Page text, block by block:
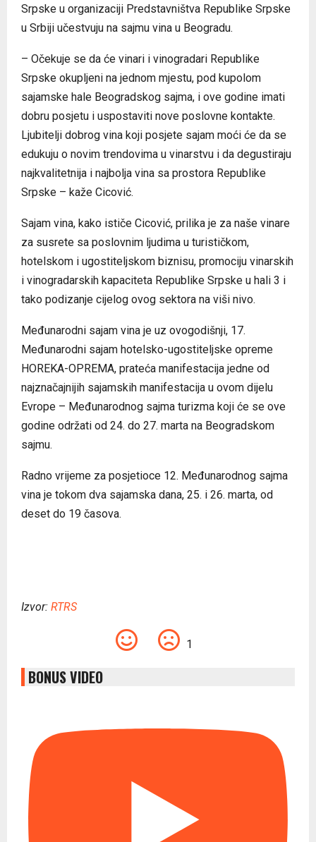
Srpske u organizaciji Predstavništva Republike Srpske
u Srbiji učestvuju na sajmu vina u Beogradu.
– Očekuje se da će vinari i vinogradari Republike
Srpske okupljeni na jednom mjestu, pod kupolom
sajamske hale Beogradskog sajma, i ove godine imati
dobru posjetu i uspostaviti nove poslovne kontakte.
Ljubitelji dobrog vina koji posjete sajam moći će da se
edukuju o novim trendovima u vinarstvu i da degustiraju
najkvalitetnija i najbolja vina sa prostora Republike
Srpske – kaže Cicović.
Sajam vina, kako ističe Cicović, prilika je za naše vinare
za susrete sa poslovnim ljudima u turističkom,
hotelskom i ugostiteljskom biznisu, promociju vinarskih
i vinogradarskih kapaciteta Republike Srpske u hali 3 i
tako podizanje cijelog ovog sektora na viši nivo.
Međunarodni sajam vina je uz ovogodišnji, 17.
Međunarodni sajam hotelsko-ugostiteljske opreme
HOREKA-OPREMA, prateća manifestacija jedne od
najznačajnijih sajamskih manifestacija u ovom dijelu
Evrope – Međunarodnog sajma turizma koji će se ove
godine održati od 24. do 27. marta na Beogradskom
sajmu.
Radno vrijeme za posjetioce 12. Međunarodnog sajma
vina je tokom dva sajamska dana, 25. i 26. marta, od
deset do 19 časova.
Izvor: RTRS
1
BONUS VIDEO